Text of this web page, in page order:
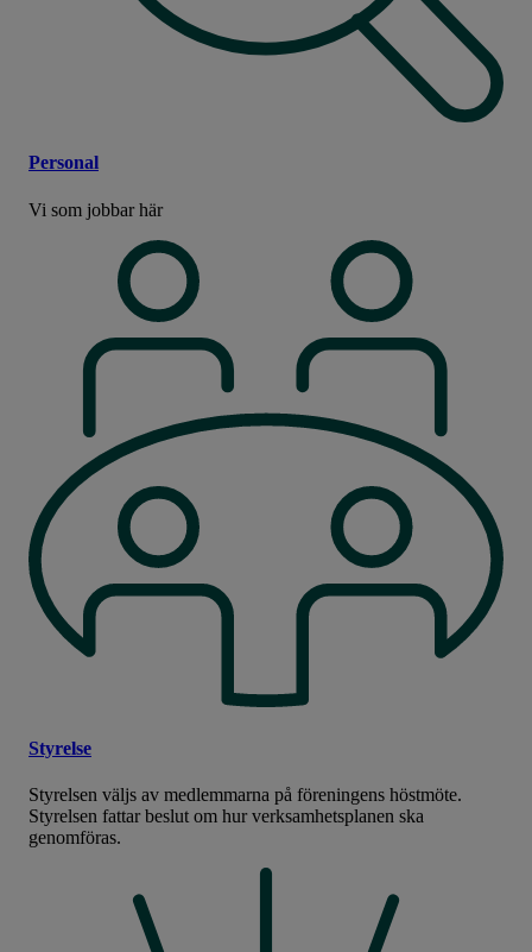
Personal
Vi som jobbar här
Styrelse
Styrelsen väljs av medlemmarna på föreningens höstmöte.
Styrelsen fattar beslut om hur verksamhetsplanen ska
genomföras.